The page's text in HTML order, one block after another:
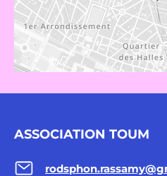
ASSOCIATION TOUM